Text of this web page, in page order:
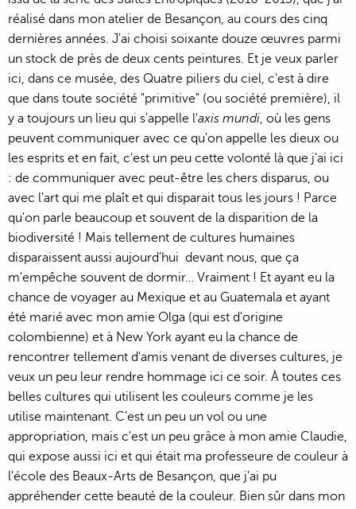
réalisé dans mon atelier de Besançon, au cours des cinq
dernières années. J'ai choisi soixante douze œuvres parmi
un stock de près de deux cents peintures. Et je veux parler
ici, dans ce musée, des Quatre piliers du ciel, c'est à dire
que dans toute société "primitive" (ou société première), il
y a toujours un lieu qui s'appelle l'axis mundi, où les gens
peuvent communiquer avec ce qu'on appelle les dieux ou
les esprits et en fait, c'est un peu cette volonté là que j'ai ici
: de communiquer avec peut-être les chers disparus, ou
avec l'art qui me plaît et qui disparait tous les jours ! Parce
qu'on parle beaucoup et souvent de la disparition de la
biodiversité ! Mais tellement de cultures humaines
disparaissent aussi aujourd'hui devant nous, que ça
m'empêche souvent de dormir… Vraiment ! Et ayant eu la
chance de voyager au Mexique et au Guatemala et ayant
été marié avec mon amie Olga (qui est d'origine
colombienne) et à New York ayant eu la chance de
rencontrer tellement d'amis venant de diverses cultures, je
veux un peu leur rendre hommage ici ce soir. À toutes ces
belles cultures qui utilisent les couleurs comme je les
utilise maintenant. C'est un peu un vol ou une
appropriation, mais c'est un peu grâce à mon amie Claudie,
qui expose aussi ici et qui était ma professeure de couleur à
l'école des Beaux-Arts de Besançon, que j'ai pu
appréhender cette beauté de la couleur. Bien sûr dans mon